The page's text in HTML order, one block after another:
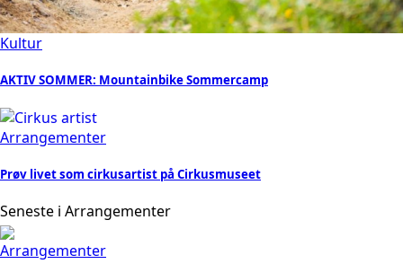
Kultur
AKTIV SOMMER: Mountainbike Sommercamp
Arrangementer
Prøv livet som cirkusartist på Cirkusmuseet
Seneste i Arrangementer
Arrangementer